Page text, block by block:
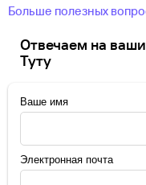
Больше полезных
Отвечаем на
Туту
Ваше имя
Электронная почта